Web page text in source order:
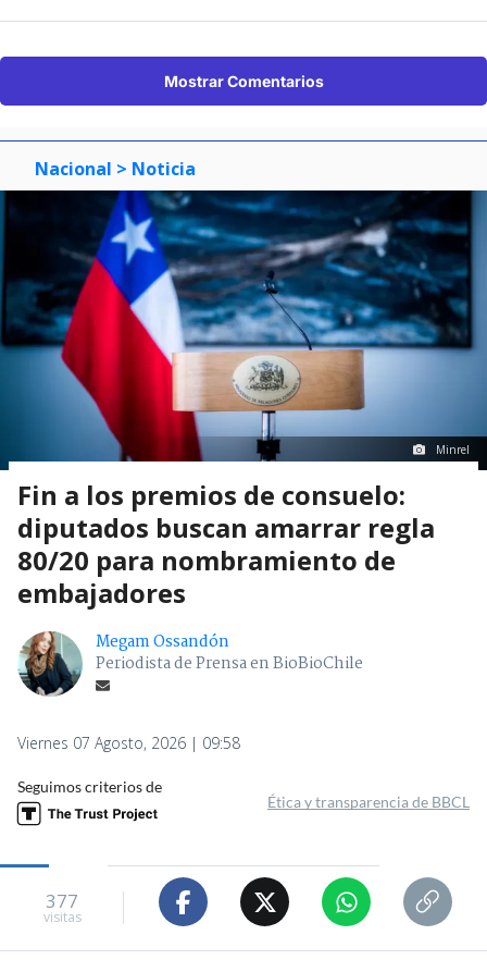
Mostrar Comentarios
Nacional > Noticia
Minrel
Fin a los premios de consuelo:
diputados buscan amarrar regla
80/20 para nombramiento de
embajadores
Megam Ossandón
Periodista de Prensa en BioBioChile
Viernes 07 Agosto, 2026 | 09:58
Seguimos criterios de
Ética y transparencia de BBCL
377
visitas